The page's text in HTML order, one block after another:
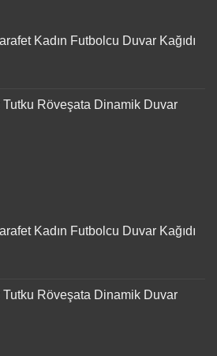
Kadın Futbolcu Duvar Kağıdı
Tutku Röveşata Dinamik Duvar
Kadın Futbolcu Duvar Kağıdı
Tutku Röveşata Dinamik Duvar